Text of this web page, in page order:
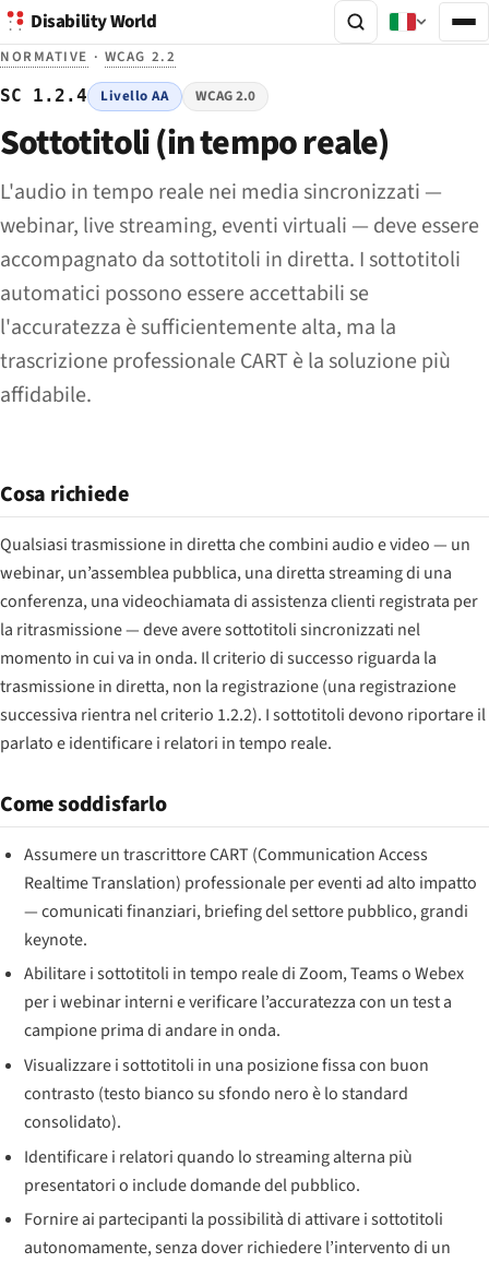
Disability World
NORMATIVE · WCAG 2.2
SC 1.2.4 Livello AA WCAG 2.0
Sottotitoli (in tempo reale)
L'audio in tempo reale nei media sincronizzati —
webinar, live streaming, eventi virtuali — deve essere
accompagnato da sottotitoli in diretta. I sottotitoli
automatici possono essere accettabili se
l'accuratezza è sufficientemente alta, ma la
trascrizione professionale CART è la soluzione più
affidabile.
Cosa richiede
Qualsiasi trasmissione in diretta che combini audio e video — un
webinar, un’assemblea pubblica, una diretta streaming di una
conferenza, una videochiamata di assistenza clienti registrata per
la ritrasmissione — deve avere sottotitoli sincronizzati nel
momento in cui va in onda. Il criterio di successo riguarda la
trasmissione in diretta, non la registrazione (una registrazione
successiva rientra nel criterio 1.2.2). I sottotitoli devono riportare il
parlato e identificare i relatori in tempo reale.
Come soddisfarlo
Assumere un trascrittore CART (Communication Access
Realtime Translation) professionale per eventi ad alto impatto
— comunicati finanziari, briefing del settore pubblico, grandi
keynote.
Abilitare i sottotitoli in tempo reale di Zoom, Teams o Webex
per i webinar interni e verificare l’accuratezza con un test a
campione prima di andare in onda.
Visualizzare i sottotitoli in una posizione fissa con buon
contrasto (testo bianco su sfondo nero è lo standard
consolidato).
Identificare i relatori quando lo streaming alterna più
presentatori o include domande del pubblico.
Fornire ai partecipanti la possibilità di attivare i sottotitoli
autonomamente, senza dover richiedere l’intervento di un